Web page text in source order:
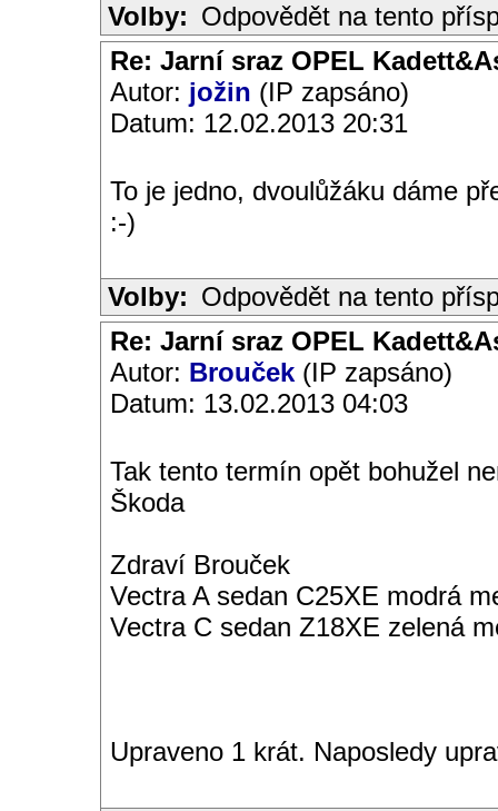
Volby: Odpovědět na tento
Re: Jarní sraz OPEL
Autor: jožin (IP zapsáno)
Datum: 12.02.2013 20:31
To je jedno, dvoulůžáku dáme
:-)
Volby: Odpovědět na tento
Re: Jarní sraz OPEL
Autor: Brouček (IP zapsáno)
Datum: 13.02.2013 04:03
Tak tento termín opět bohužel
Škoda
Zdraví Brouček
Vectra A sedan C25XE modrá
Vectra C sedan Z18XE zelená
Upraveno 1 krát. Naposledy